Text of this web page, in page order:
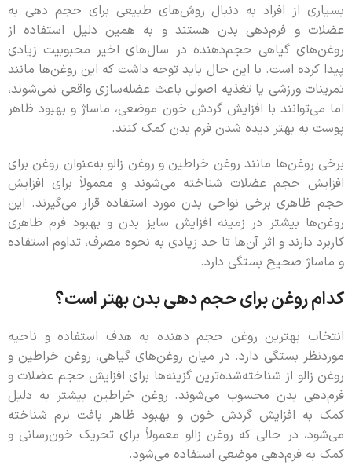
بسیاری از افراد به دنبال روش‌های طبیعی برای حجم دهی به
عضلات و فرم‌دهی بدن هستند و به همین دلیل استفاده از
روغن‌های گیاهی حجم‌دهنده در سال‌های اخیر محبوبیت زیادی
پیدا کرده است. با این حال باید توجه داشت که این روغن‌ها مانند
تمرینات ورزشی یا تغذیه اصولی باعث عضله‌سازی واقعی نمی‌شوند،
اما می‌توانند با افزایش گردش خون موضعی، ماساژ و بهبود ظاهر
پوست به بهتر دیده شدن فرم بدن کمک کنند.
برخی روغن‌ها مانند روغن خراطین و روغن زالو به‌عنوان روغن برای
افزایش حجم عضلات شناخته می‌شوند و معمولاً برای افزایش
حجم ظاهری برخی نواحی بدن مورد استفاده قرار می‌گیرند. این
روغن‌ها بیشتر در زمینه افزایش سایز بدن و بهبود فرم ظاهری
کاربرد دارند و اثر آن‌ها تا حد زیادی به نحوه مصرف، تداوم استفاده
و ماساژ صحیح بستگی دارد.
کدام روغن برای حجم دهی بدن بهتر است؟
انتخاب بهترین روغن حجم دهنده به هدف استفاده و ناحیه
موردنظر بستگی دارد. در میان روغن‌های گیاهی، روغن خراطین و
روغن زالو از شناخته‌شده‌ترین گزینه‌ها برای افزایش حجم عضلات و
فرم‌دهی بدن محسوب می‌شوند. روغن خراطین بیشتر به دلیل
کمک به افزایش گردش خون و بهبود ظاهر بافت نرم شناخته
می‌شود، در حالی که روغن زالو معمولاً برای تحریک خون‌رسانی و
کمک به فرم‌دهی موضعی استفاده می‌شود.